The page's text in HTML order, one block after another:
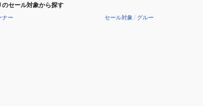
のセール対象から探す
ナー セール対象 / グルー